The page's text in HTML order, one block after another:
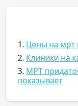
1. Цены на мрт
2. Клиники на
3. МРТ
показывает